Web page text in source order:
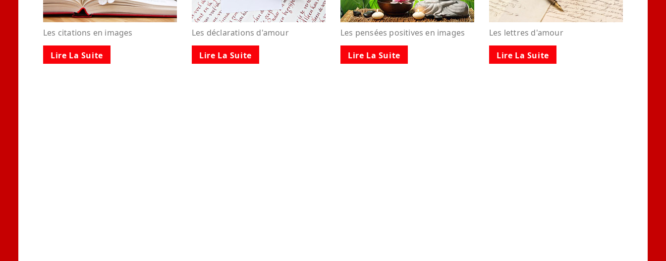
Les citations en images
Lire La Suite
Les déclarations d'amour
Lire La Suite
Les pensées positives en images
Lire La Suite
Les lettres d'amour
Lire La Suite